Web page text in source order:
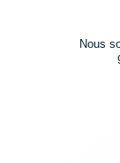
Nous